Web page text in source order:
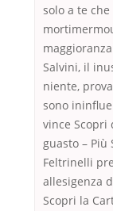
solo a te
Salvini, il
niente,
sono
vince Scopri
guasto – Più
Feltrinelli
allesigenza
Scopri la